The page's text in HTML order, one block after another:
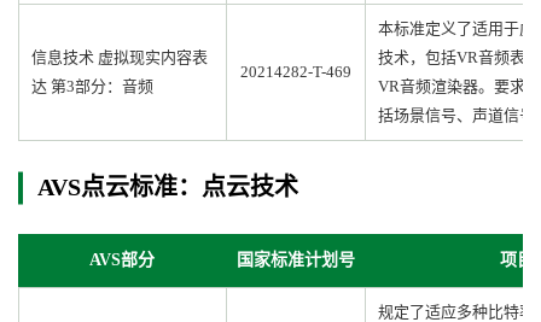
信息技术 虚拟现实内容表
达 第3部分：音频
20214282-T-469
本标准定义了适用于
技术，包括VR音频表
VR音频渲染器。要求
括场景信号、声道信
AVS点云标准：点云技术
AVS部分 国家标准计划号 项目
规定了适应多种比特